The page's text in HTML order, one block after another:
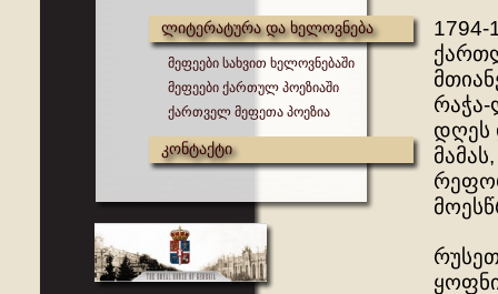
ლიტერატურა და ხელოვნება
მეფეები სახვით ხელოვნებაში
მეფეები ქართულ პოეზიაში
ქართველ მეფეთა პოეზია
კონტაქტი
1794-
რაჭა-
დღეს